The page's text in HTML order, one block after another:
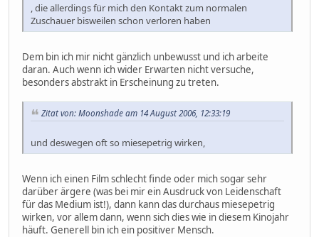
, die allerdings für mich den Kontakt zum normalen
Zuschauer bisweilen schon verloren haben
Dem bin ich mir nicht gänzlich unbewusst und ich arbeite
daran. Auch wenn ich wider Erwarten nicht versuche,
besonders abstrakt in Erscheinung zu treten.
Zitat von: Moonshade am 14 August 2006, 12:33:19
und deswegen oft so miesepetrig wirken,
Wenn ich einen Film schlecht finde oder mich sogar sehr
darüber ärgere (was bei mir ein Ausdruck von Leidenschaft
für das Medium ist!), dann kann das durchaus miesepetrig
wirken, vor allem dann, wenn sich dies wie in diesem Kinojahr
häuft. Generell bin ich ein positiver Mensch.